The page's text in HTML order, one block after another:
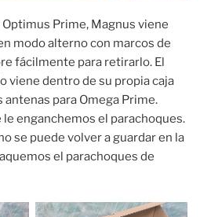
Optimus Prime, Magnus viene
modo alterno con marcos de
fácilmente para retirarlo. El
viene dentro de su propia caja
para Omega Prime.
enganchemos el parachoques.
se puede volver a guardar en la
el parachoques de